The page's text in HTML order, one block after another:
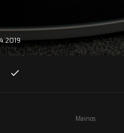
Mainos